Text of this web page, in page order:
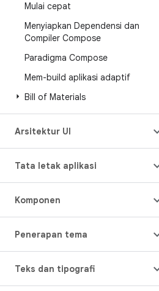
Mulai cepat
Menyiapkan Dependensi dan
Compiler Compose
Paradigma Compose
Mem-build aplikasi adaptif
Bill of Materials
Arsitektur UI
Tata letak aplikasi
Komponen
Penerapan tema
Teks dan tipografi